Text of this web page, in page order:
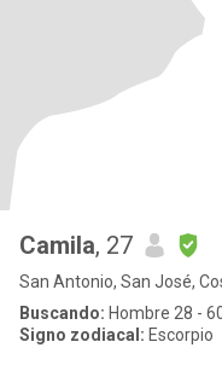
Camila, 27
San Antonio, San José,
Buscando: Hombre 28 -
Signo zodiacal: Escorpio